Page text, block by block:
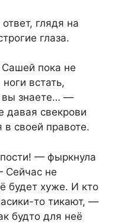
глядя на
глаза.
пока не
встать,
вы знаете… —
давая свекрови
в своей правоте.
— фыркнула
Сейчас не
будет хуже. И кто
то тикают, —
будто для неё